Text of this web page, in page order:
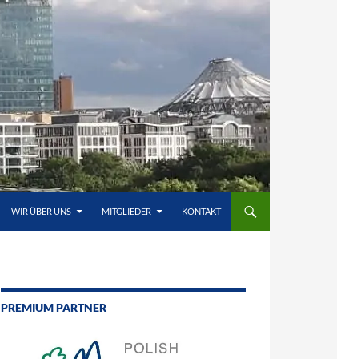
WIR ÜBER UNS MITGLIEDER KONTAKT
PREMIUM PARTNER